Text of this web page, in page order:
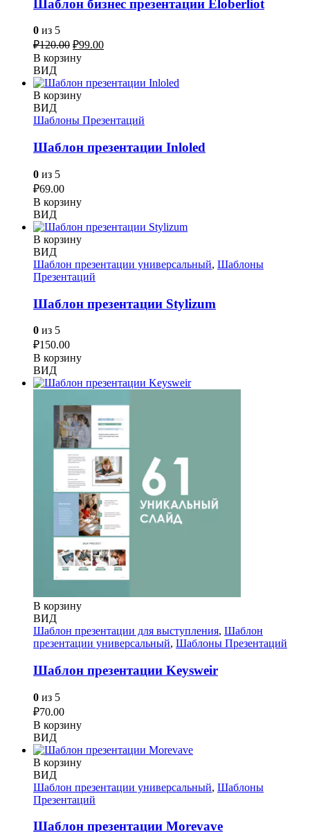
Шаблон бизнес презентации Eloberliot
0 из 5
₽120.00 Первоначальная
цена
составляла
₽120.00.
₽99.00Текущая
В корзину
ВИД
В корзину
ВИД
Шаблоны Презентаций
Шаблон презентации Inloled
0 из 5
₽69.00
В корзину
ВИД
В корзину
ВИД
Шаблон презентации универсальный, Шаблоны
Презентаций
Шаблон презентации Stylizum
0 из 5
₽150.00
В корзину
ВИД
В корзину
ВИД
Шаблон презентации для выступления, Шаблон
презентации универсальный, Шаблоны Презентаций
Шаблон презентации Keysweir
0 из 5
₽70.00
В корзину
ВИД
В корзину
ВИД
Шаблон презентации универсальный, Шаблоны
Презентаций
Шаблон презентации Morevave